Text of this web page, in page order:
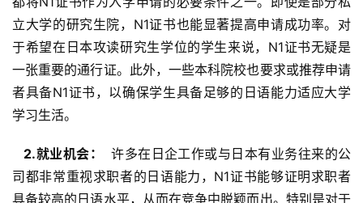
立大学的研究生院，N1证书也能显著提高申请成功率。对
于希望在日本攻读研究生学位的学生来说，N1证书无疑是
一张重要的通行证。此外，一些本科院校也要求或推荐申请
者具备N1证书，以确保学生具备足够的日语能力适应大学
学习生活。
  2.就业机会：
许多在日企工作或与日本有业务往来的公
司都非常重视求职者的日语能力，N1证书能够证明求职者
具备较高的日语水平，从而在竞争中脱颖而出。特别是对于